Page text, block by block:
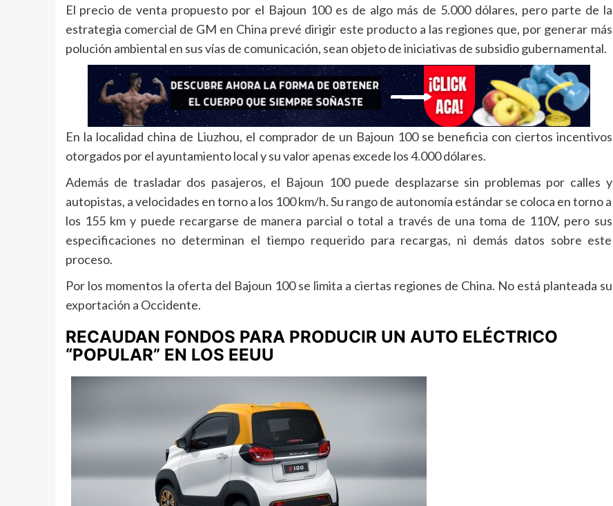
El precio de venta propuesto por el Bajoun 100 es de algo más de 5.000 dólares, pero parte de la
estrategia comercial de GM en China prevé dirigir este producto a las regiones que, por generar más
polución ambiental en sus vías de comunicación, sean objeto de iniciativas de subsidio gubernamental.
En la localidad china de Liuzhou, el comprador de un Bajoun 100 se beneficia con ciertos incentivos
otorgados por el ayuntamiento local y su valor apenas excede los 4.000 dólares.
Además de trasladar dos pasajeros, el Bajoun 100 puede desplazarse sin problemas por calles y
autopistas, a velocidades en torno a los 100 km/h. Su rango de autonomía estándar se coloca en torno a
los 155 km y puede recargarse de manera parcial o total a través de una toma de 110V, pero sus
especificaciones no determinan el tiempo requerido para recargas, ni demás datos sobre este
proceso.
Por los momentos la oferta del Bajoun 100 se limita a ciertas regiones de China. No está planteada su
exportación a Occidente.
RECAUDAN FONDOS PARA PRODUCIR UN AUTO ELÉCTRICO
“POPULAR” EN LOS EEUU